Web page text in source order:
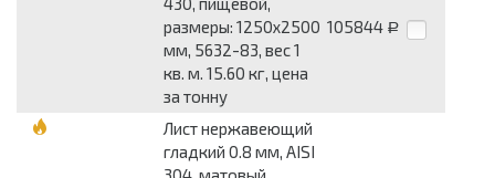
размеры: 1250x2500
мм, 5632-83, вес 1
кв. м. 15.60 кг, цена
за тонну
105844 Р
Лист нержавеющий
гладкий 0.8 мм, AISI